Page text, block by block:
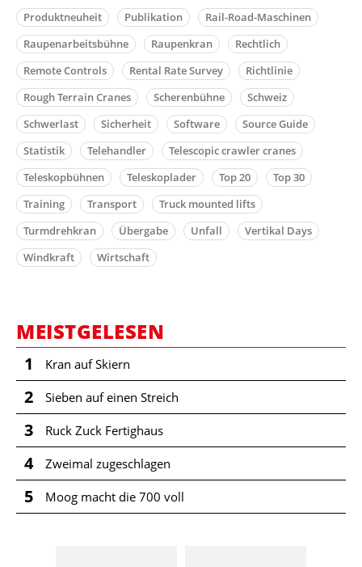
Produktneuheit Publikation
Rail-Road-Maschinen
Raupenarbeitsbühne
Raupenkran
Rechtlich
Remote Controls
Rental Rate Survey
Richtlinie
Rough Terrain Cranes
Scherenbühne
Schweiz
Schwerlast
Sicherheit Software
Source Guide
Statistik
Telehandler
Telescopic crawler cranes
Teleskopbühnen
Teleskoplader Top 20
Top 30
Training
Transport
Truck mounted lifts
Turmdrehkran
Übergabe Unfall
Vertikal Days
Windkraft
Wirtschaft
MEISTGELESEN
1 Kran auf Skiern
2 Sieben auf einen Streich
3 Ruck Zuck Fertighaus
4 Zweimal zugeschlagen
5 Moog macht die 700 voll